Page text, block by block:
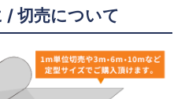
/ 切売について